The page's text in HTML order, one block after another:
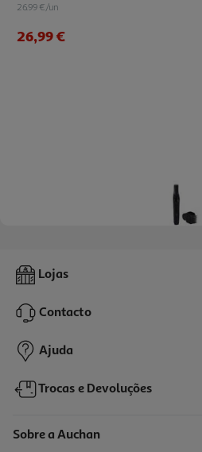
26.99 €/un
26,99 €
Aparador Corporal 3 Em 1 Qilive Q.7213
21,99 €
Lojas
Contacto
Ajuda
Trocas e Devoluções
Sobre a Auchan